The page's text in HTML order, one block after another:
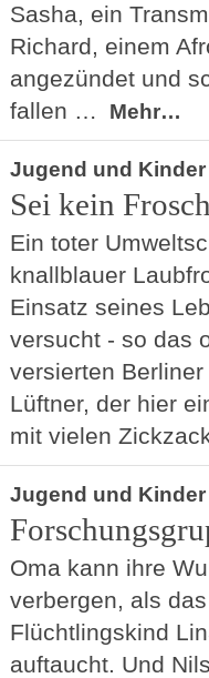
Sasha, ein
Richard, einem
angezündet und
fallen …
Mehr…
Jugend und Kinder
Sei kein
Ein toter
knallblauer
Einsatz seines
versucht - so das
versierten
Lüftner, der hier
mit vielen
Jugend und Kinder
Oma kann ihre
verbergen, als
Flüchtlingskind
auftaucht. Und